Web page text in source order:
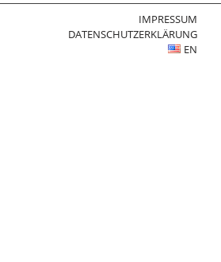
IMPRESSUM
DATENSCHUTZERKLÄRUNG
EN